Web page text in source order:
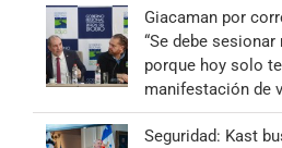
Giacaman por
“Se debe
porque hoy solo
manifestación de
Seguridad: Kast